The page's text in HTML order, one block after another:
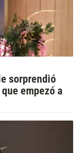
sorprendió
empezó a